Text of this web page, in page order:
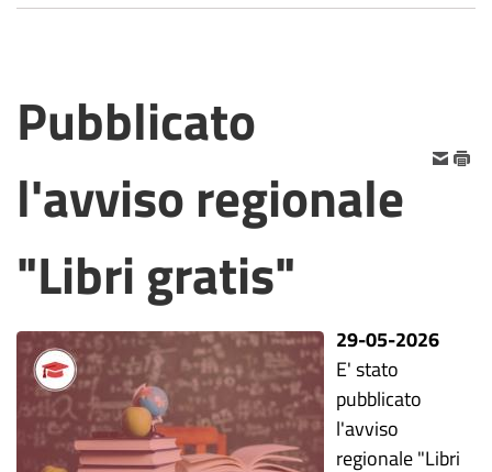
Pubblicato
l'avviso regionale
"Libri gratis"
29-05-2026
E' stato
pubblicato
l'avviso
regionale "Libri